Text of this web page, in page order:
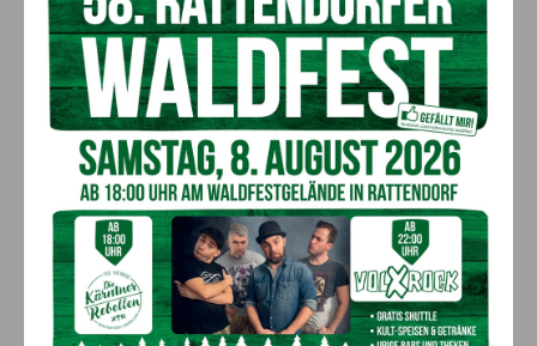
„Paolo Santonino“ wird heute gespielt –
abgesagte Premiere von gestern Abend
wird morgen nachgeholt
Aktuell 8. August 2026
„Sein Charakter bleibt unersetzbar“ –
Fußballverein nimmt Abschied
Aktuell 7. August 2026
Bargeld im Bankomaten vergessen –
Polizei bittet um Hinweise
Aktuell 7. August 2026